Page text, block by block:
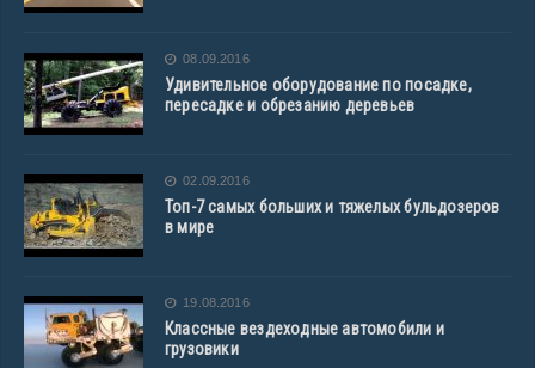
08.09.2016
Удивительное оборудование по посадке,
пересадке и обрезанию деревьев
02.09.2016
Топ-7 самых больших и тяжелых бульдозеров
в мире
19.08.2016
Классные вездеходные автомобили и
грузовики